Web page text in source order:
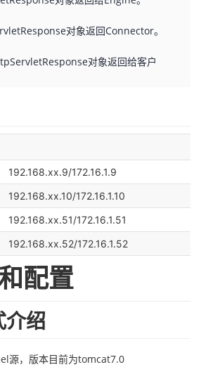
对象返回Connector。
对象返回给客户
192.168.xx.9/172.16.1.9
192.168.xx.10/172.16.1.10
192.168.xx.51/172.16.1.51
192.168.xx.52/172.16.1.52
配置
介绍
源，版本目前为tomcat7.0